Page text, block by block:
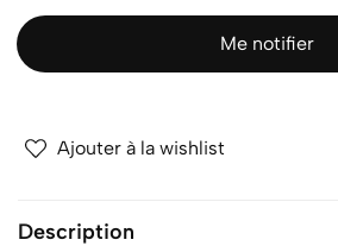
REJUTHERAPYMe notifier
Ajouter à la wishlist
Description